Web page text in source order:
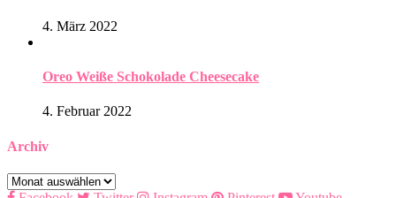
4. März 2022
Oreo Weiße Schokolade Cheesecake
4. Februar 2022
Archiv
Archiv